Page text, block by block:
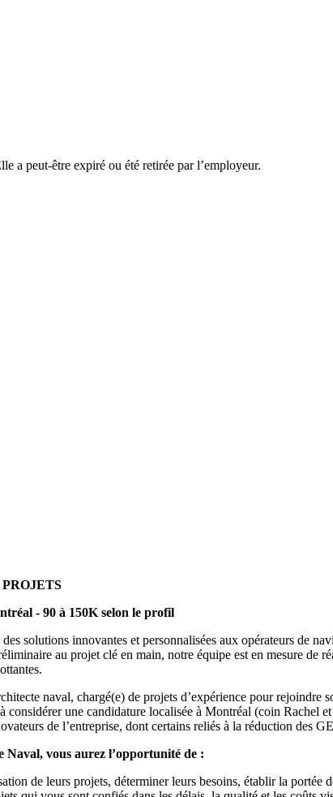
a peut-être expiré ou été retirée par l’employeur.
- 90 à 150K selon le profil
solutions innovantes et personnalisées aux opérateurs de
au projet clé en main, notre équipe est en mesure
naval, chargé(e) de projets d’expérience pour
considérer une candidature localisée à Montréal (coin
de l’entreprise, dont certains reliés à la réduction des
Naval, vous aurez l’opportunité de :
de leurs projets, déterminer leurs besoins, établir la portée